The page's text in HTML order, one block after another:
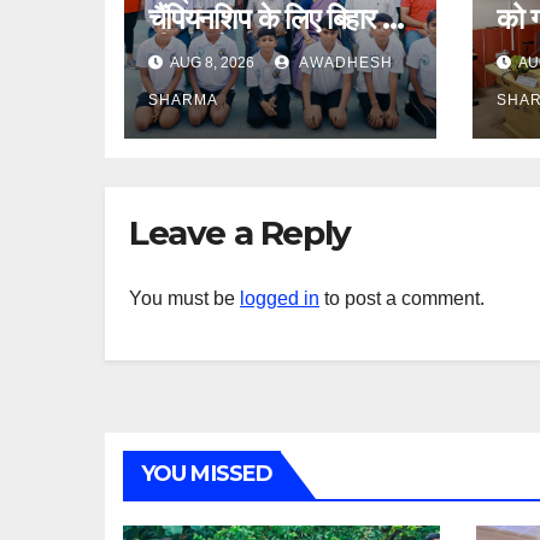
चैंपियनशिप के लिए बिहार की
टीम उड़ीसा प्रस्थान
AUG 8, 2026 AWADHESH
SHARMA
को
दास
Leave a Reply
You must be logged in to post a comment.
YOU MISSED